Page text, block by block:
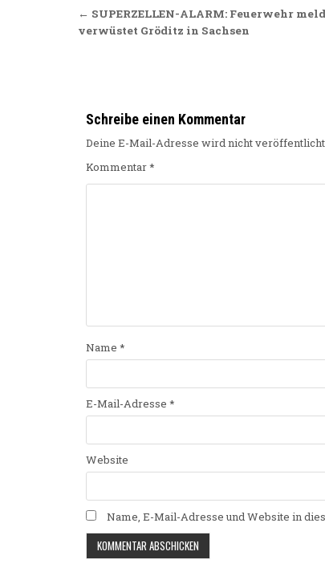
Beitragsnavigation
← SUPERZELLEN-ALARM: Feuerwehr
verwüstet Gröditz in Sachsen
Schreibe einen Kommentar
Deine E-Mail-Adresse wird nicht
Kommentar*
Name *
E-Mail-Adresse *
Website
Name, E-Mail-Adresse und Website in